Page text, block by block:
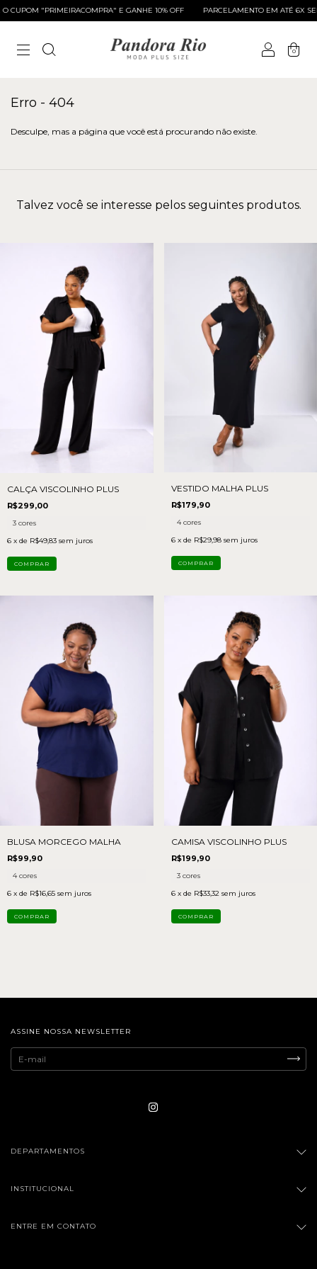
CUPOM "PRIMEIRACOMPRA" E GANHE 10% OFF PARCELAMENTO EM ATÉ 6X
0
Erro - 404
Desculpe, mas a página que você está procurando não existe.
Talvez você se interesse pelos seguintes produtos.
CALÇA VISCOLINHO PLUS
R$299,00
3 cores
6 x de R$49,83 sem juros
COMPRAR
VESTIDO MALHA PLUS
R$179,90
4 cores
6 x de R$29,98 sem juros
COMPRAR
BLUSA MORCEGO MALHA
R$99,90
4 cores
6 x de R$16,65 sem juros
COMPRAR
CAMISA VISCOLINHO PLUS
R$199,90
3 cores
6 x de R$33,32 sem juros
COMPRAR
ASSINE NOSSA NEWSLETTER
DEPARTAMENTOS
INSTITUCIONAL
ENTRE EM CONTATO